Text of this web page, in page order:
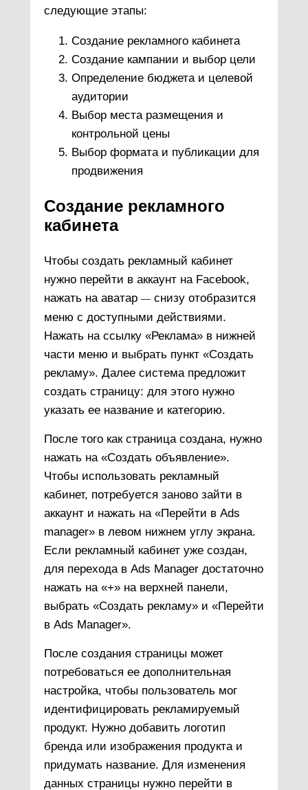
следующие этапы:
Создание рекламного кабинета
Создание кампании и выбор цели
Определение бюджета и целевой
аудитории
Выбор места размещения и
контрольной цены
Выбор формата и публикации для
продвижения
Создание рекламного
кабинета
Чтобы создать рекламный кабинет
нужно перейти в аккаунт на Facebook,
нажать на аватар — снизу отобразится
меню с доступными действиями.
Нажать на ссылку «Реклама» в нижней
части меню и выбрать пункт «Создать
рекламу». Далее система предложит
создать страницу: для этого нужно
указать ее название и категорию.
После того как страница создана, нужно
нажать на «Создать объявление».
Чтобы использовать рекламный
кабинет, потребуется заново зайти в
аккаунт и нажать на «Перейти в Ads
manager» в левом нижнем углу экрана.
Если рекламный кабинет уже создан,
для перехода в Ads Manager достаточно
нажать на «+» на верхней панели,
выбрать «Создать рекламу» и «Перейти
в Ads Manager».
После создания страницы может
потребоваться ее дополнительная
настройка, чтобы пользователь мог
идентифицировать рекламируемый
продукт. Нужно добавить логотип
бренда или изображения продукта и
придумать название. Для изменения
данных страницы нужно перейти в